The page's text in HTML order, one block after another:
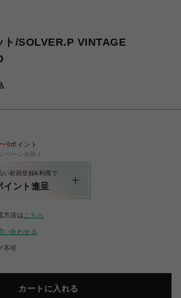
ト/SOLVER.P VINTAGE
〜0ポイント
ペーン分除く
い初回登録&利用で
イント進呈
方法は こちら
い合わせる
不可
カートに入れる